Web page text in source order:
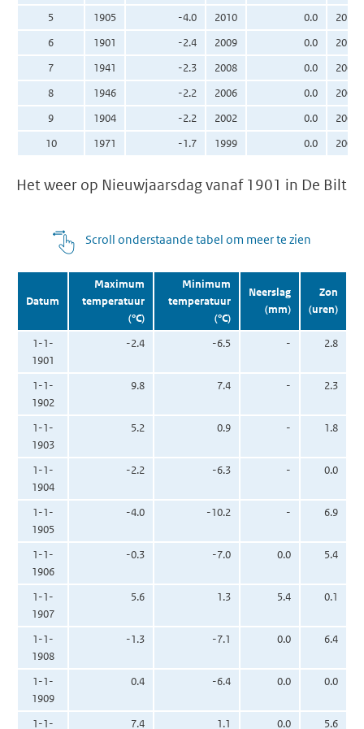
5
1905 -4.0 2010 0.0
2016
6
1901 -2.4 2009 0.0
2012
7
1941 -2.3 2008 0.0
2006
8
1946 -2.2 2006 0.0
2004
9
1904 -2.2 2002 0.0
2003
10
1971 -1.7 1999 0.0 2001
Het weer op Nieuwjaarsdag vanaf 1901 in De Bilt
Scroll onderstaande tabel om meer te zien
Datum
Maximum
temperatuur
(°C)
Minimum
temperatuur
(°C)
Neerslag
(mm)
Zon
(uren)
1-1-
1901
-2.4 -6.5 - 2.8
1-1-
1902
9.8 7.4 - 2.3
1-1-
1903
5.2 0.9 - 1.8
1-1-
1904
-2.2 -6.3 - 0.0
1-1-
1905
-4.0 -10.2 - 6.9
1-1-
1906
-0.3 -7.0 0.0 5.4
1-1-
1907
5.6 1.3 5.4 0.1
1-1-
1908
-1.3 -7.1 0.0 6.4
1-1-
1909
0.4 -6.4 0.0 0.0
1-1-
7.4 1.1 0.0 5.6